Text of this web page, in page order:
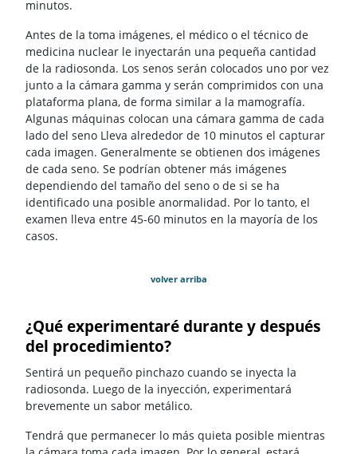
minutos.
Antes de la toma imágenes, el médico o el técnico de
medicina nuclear le inyectarán una pequeña cantidad
de la radiosonda. Los senos serán colocados uno por vez
junto a la cámara gamma y serán comprimidos con una
plataforma plana, de forma similar a la mamografía.
Algunas máquinas colocan una cámara gamma de cada
lado del seno Lleva alrededor de 10 minutos el capturar
cada imagen. Generalmente se obtienen dos imágenes
de cada seno. Se podrían obtener más imágenes
dependiendo del tamaño del seno o de si se ha
identificado una posible anormalidad. Por lo tanto, el
examen lleva entre 45-60 minutos en la mayoría de los
casos.
volver arriba
¿Qué experimentaré durante y después
del procedimiento?
Sentirá un pequeño pinchazo cuando se inyecta la
radiosonda. Luego de la inyección, experimentará
brevemente un sabor metálico.
Tendrá que permanecer lo más quieta posible mientras